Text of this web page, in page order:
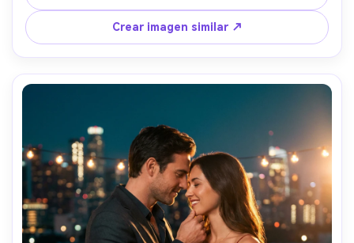
remangados, encuadre ancho a medio, capturada con
35mm f/2, gradación cálida y rica, detalles ultra realistas,
composición lista para póster --ar 4:5
Crear imagen similar ↗